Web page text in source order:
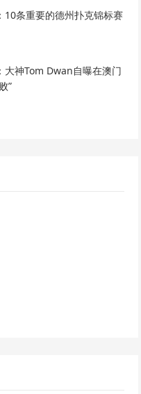
10条重要的德州扑克锦标赛
大神Tom Dwan自曝在澳门
”